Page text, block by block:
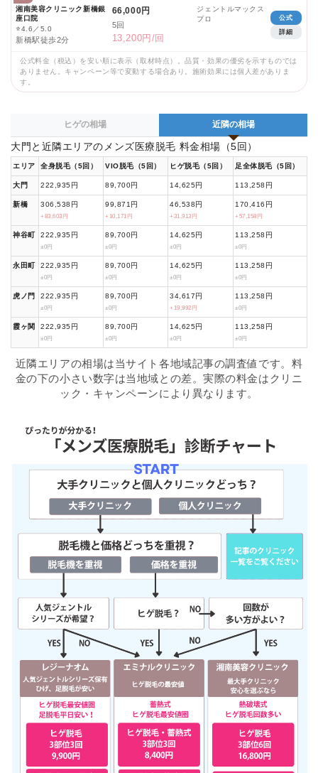
湘南美容クリニック新橋銀
座口院
⭐4.6／5.0
新橋駅徒歩2分
66,000円
5回
13,200円/回
ジェントルマックス
プロ
公式
詳細
公式料金（税込）を安い順に表示（取材時点）。品質・効果の優劣を示すものでは
ありません。キャンペーン等で変動する場合あり。施術効果には個人差がありま
す。
ヒゲの相場 近隣の相場
大門と近隣エリアのメンズ医療脱毛 料金相場（5回）
エリア 全身脱毛（5回） VIO脱毛（5回） ヒゲ脱毛（5回） 足全体脱毛（5回）
大門 222,935円 89,700円 14,625円 113,258円
新橋 306,538円
+83,603円
99,871円
+10,171円
46,538円
+31,913円
170,416円
+57,158円
神谷町 222,935円
±0円
89,700円
±0円
14,625円
±0円
113,258円
±0円
永田町 222,935円
±0円
89,700円
±0円
14,625円
±0円
113,258円
±0円
虎ノ門 222,935円
±0円
89,700円
±0円
34,617円
+19,992円
113,258円
±0円
霞ヶ関 222,935円
±0円
89,700円
±0円
14,625円
±0円
113,258円
±0円
近隣エリアの相場は当サイト各地域記事の調査値です。料
金の下の小さい数字は当地域との差。実際の料金はクリニ
ック・キャンペーンにより異なります。